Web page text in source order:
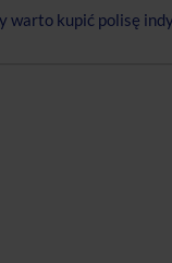
warto kupić polisę